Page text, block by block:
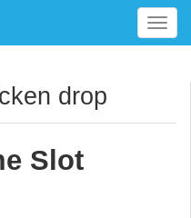
T
o
e
drop
Slot